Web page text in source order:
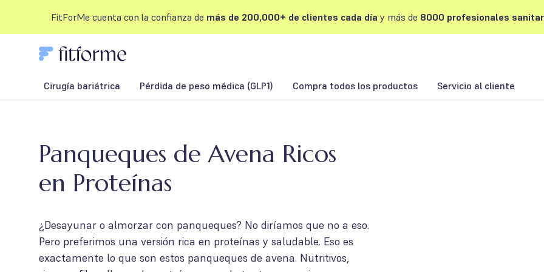
FitForMe cuenta con la confianza de más de 200,000+ de clientes cada día y más de 8000 profesionales
Cirugía bariátrica Pérdida de peso médica (GLP1) Compra todos los productos Servicio al cliente
Panqueques de Avena Ricos
en Proteínas
¿Desayunar o almorzar con panqueques? No diríamos que no a eso.
Pero preferimos una versión rica en proteínas y saludable. Eso es
exactamente lo que son estos panqueques de avena. Nutritivos,